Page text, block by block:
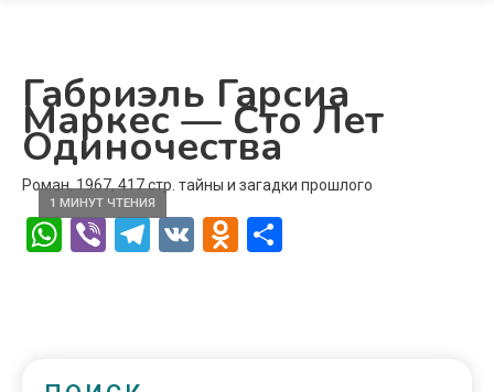
Габриэль Гарсиа
Маркес — Сто Лет
Одиночества
1 МИНУТ ЧТЕНИЯ
Роман, 1967, 417 стр. тайны и загадки прошлого
WhatsApp
ViberTelegram
VK Odnoklassniki